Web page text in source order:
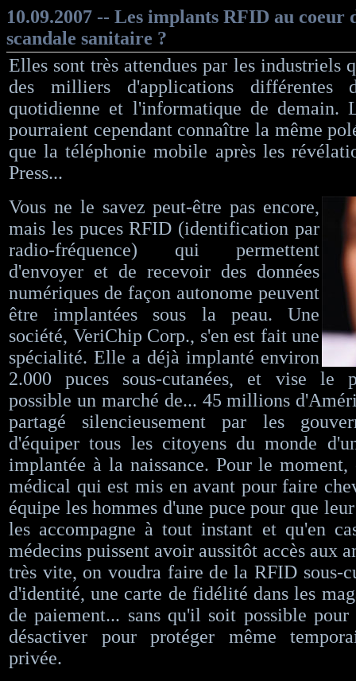
10.09.2007 -- Les implants RFID au coeur
scandale sanitaire ?
Elles sont très attendues par les industriels
des milliers d'applications différentes
quotidienne et l'informatique de demain.
pourraient cependant connaître la même
que la téléphonie mobile après les
Press...
Vous ne le savez peut-être pas encore,
mais les puces RFID (identification par
radio-fréquence) qui permettent
d'envoyer et de recevoir des données
numériques de façon autonome peuvent
être implantées sous la peau. Une
société, VeriChip Corp., s'en est fait une
spécialité. Elle a déjà implanté environ
2.000 puces sous-cutanées, et vise le
possible un marché de... 45 millions
partagé silencieusement par les
d'équiper tous les citoyens du monde
implantée à la naissance. Pour le moment,
médical qui est mis en avant pour faire
équipe les hommes d'une puce pour que
les accompagne à tout instant et qu'en
médecins puissent avoir aussitôt accès aux
très vite, on voudra faire de la RFID sous-
d'identité, une carte de fidélité dans les
de paiement... sans qu'il soit possible
désactiver pour protéger même
privée.